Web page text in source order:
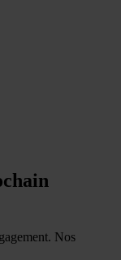
Nos